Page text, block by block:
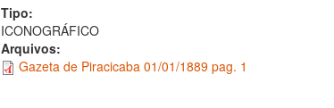
Tipo:
ICONOGRÁFICO
Arquivos:
Gazeta de Piracicaba 01/01/1889 pag. 1